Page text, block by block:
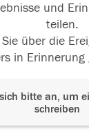
und
teilen.
über die
in
bitte an, um
schreiben